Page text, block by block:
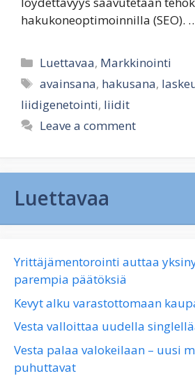
hakukoneoptimoinnilla (SEO).
Categories
Luettavaa, Markkinointi
Tags
avainsana, hakusana,
liidigenetointi, liidit
Leave a comment
Luettavaa
Yrittäjämentorointi auttaa
parempia päätöksiä
Kevyt alku varastottomaan
Vesta valloittaa uudella
Vesta palaa valokeilaan – uusi
puhuttavat